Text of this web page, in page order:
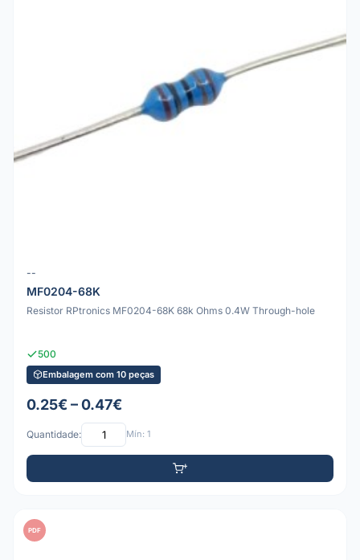
--
MF0204-68K
Resistor RPtronics MF0204-68K 68k Ohms 0.4W Through-hole
500
Embalagem com 10 peças
0.25€ – 0.47€
Quantidade: Mín: 1
PDF